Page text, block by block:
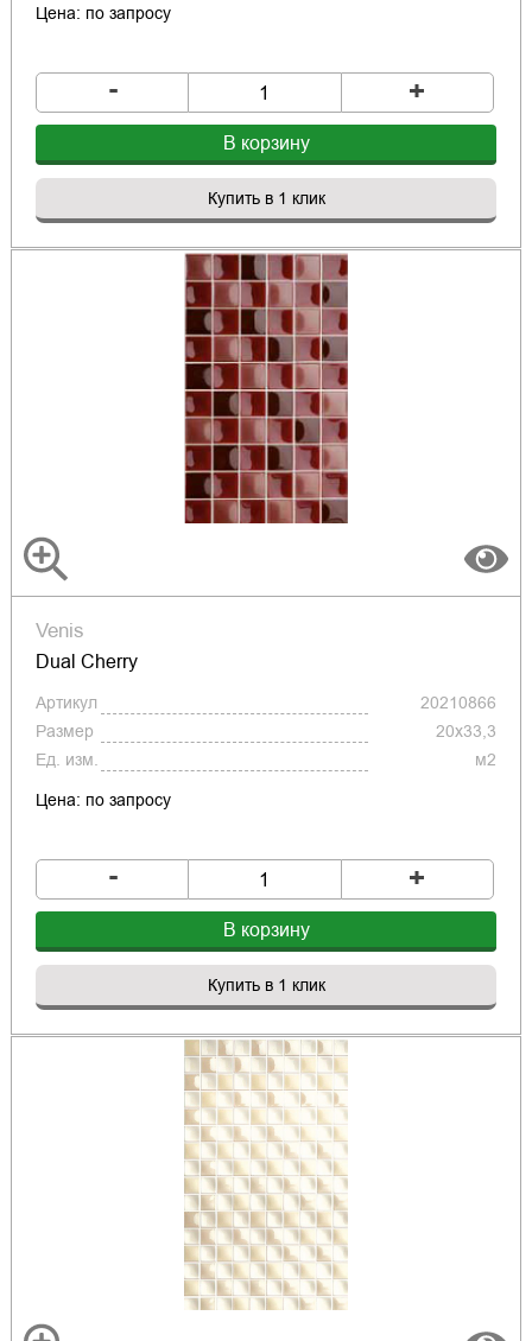
Цена: по запросу
- +
В корзину
Купить в 1 клик
Venis
Dual Cherry
Артикул
20210866
Размер
20x33,3
Ед. изм.
м2
Цена: по запросу
- +
В корзину
Купить в 1 клик